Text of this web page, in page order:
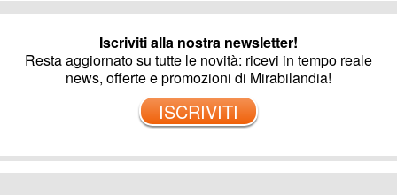
Iscriviti alla nostra newsletter!
Resta aggiornato su tutte le novità: ricevi in tempo reale
news, offerte e promozioni di Mirabilandia!
ISCRIVITI